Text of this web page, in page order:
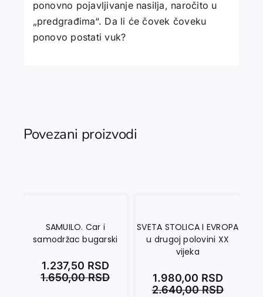
ponovno pojavljivanje nasilja, naročito u
„predgrađima“. Da li će čovek čoveku
ponovo postati vuk?
Povezani proizvodi
SAMUILO. Car i
samodržac bugarski
1.650,00RSD
1.237,50 RSD
SVETA STOLICA I EVROPA
u drugoj polovini XX
vijeka
2.640,00RSD
1.980,00 RSD